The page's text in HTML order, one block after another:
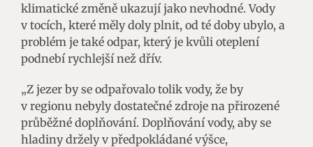
klimatické změně ukazují jako nevhodné. Vody
v tocích, které měly doly plnit, od té doby ubylo, a
problém je také odpar, který je kvůli oteplení
podnebí rychlejší než dřív.
„Z jezer by se odpařovalo tolik vody, že by
v regionu nebyly dostatečné zdroje na přirozené
průběžné doplňování. Doplňování vody, aby se
hladiny držely v předpokládané výšce,